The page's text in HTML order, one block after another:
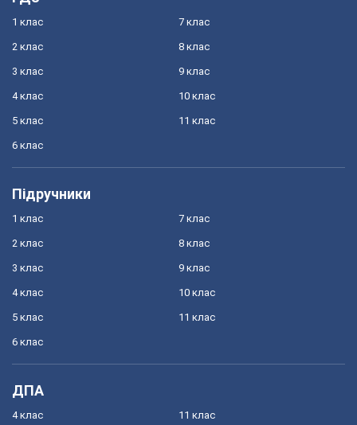
1 клас
2 клас
3 клас
4 клас
5 клас
6 клас
7 клас
8 клас
9 клас
10 клас
11 клас
Підручники
1 клас
2 клас
3 клас
4 клас
5 клас
6 клас
7 клас
8 клас
9 клас
10 клас
11 клас
ДПА
4 клас 11 клас